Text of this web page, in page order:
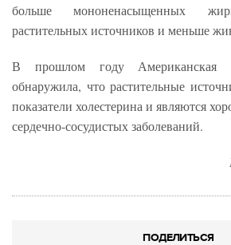
больше мононенасыщенных
растительных источников и меньше
В прошлом году Американская
обнаружила, что растительные
показатели холестерина и являются
сердечно-сосудистых заболеваний.
ПОДЕЛИТЬСЯ